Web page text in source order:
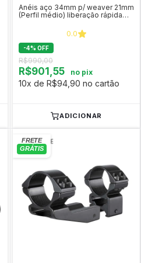
Anéis aço 34mm p/ weaver 21mm
(Perfil médio) liberação rápida
0.0
-4% OFF
R$990,00
R$901,55 no pix
10x de R$94,90 no cartão
ADICIONAR